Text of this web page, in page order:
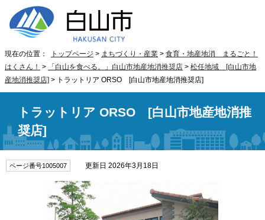
現在の位置： トップページ > まちづくり・産業 > 食育・地産地消 まるごと！
はくさん！ > 「白山を食べる。」白山市地産地消推奨店 > 松任地域 [白山市地
産地消推奨店] > トラットリア ORSO [白山市地産地消推奨店]
トラットリア ORSO [白山市地産地消推
奨店]
ページ番号1005007 更新日 2026年3月18日